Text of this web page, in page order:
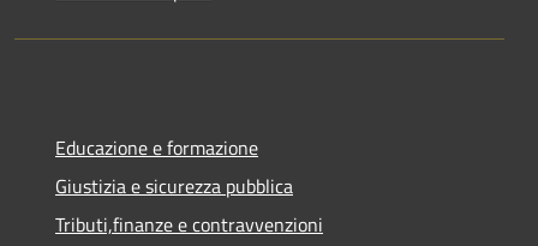
Educazione e formazione
Giustizia e sicurezza pubblica
Tributi,finanze e contravvenzioni